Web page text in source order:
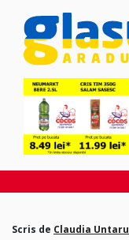
Scris de Claudia Untaru